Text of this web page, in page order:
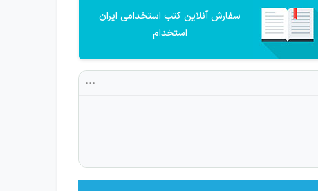
سفارش آنلاین کتب استخدامی ایران
استخدام